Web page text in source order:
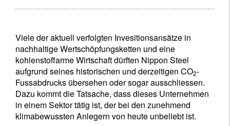
Viele der aktuell verfolgten Invesitionsansätze in
nachhaltige Wertschöpfungsketten und eine
kohlenstoffarme Wirtschaft dürften Nippon Steel
aufgrund seines historischen und derzeitigen CO2-
Fussabdrucks übersehen oder sogar ausschliessen.
Dazu kommt die Tatsache, dass dieses Unternehmen
in einem Sektor tätig ist, der bei den zunehmend
klimabewussten Anlegern von heute unbeliebt ist.